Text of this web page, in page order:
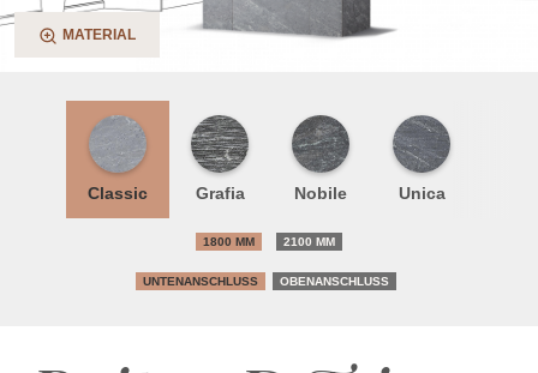
MATERIAL
Classic Grafia Nobile Unica
1800 MM 2100 MM
UNTENANSCHLUSS OBENANSCHLUSS